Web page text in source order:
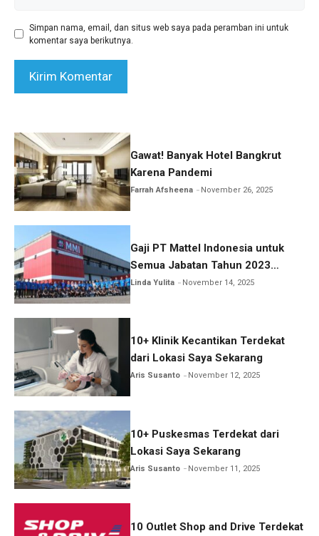
Simpan nama, email, dan situs web saya pada peramban ini untuk
komentar saya berikutnya.
Gawat! Banyak Hotel Bangkrut
Karena Pandemi
Farrah Afsheena November 26, 2025
Gaji PT Mattel Indonesia untuk
Semua Jabatan Tahun 2023
Lengkap!
Linda Yulita November 14, 2025
10+ Klinik Kecantikan Terdekat
dari Lokasi Saya Sekarang
Aris Susanto November 12, 2025
10+ Puskesmas Terdekat dari
Lokasi Saya Sekarang
Aris Susanto November 11, 2025
10 Outlet Shop and Drive Terdekat